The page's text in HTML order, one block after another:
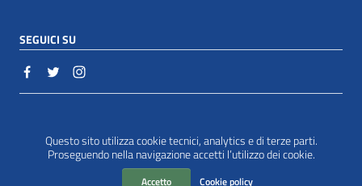
Questo sito utilizza cookie tecnici, analytics e di terze parti.
Proseguendo nella navigazione accetti l’utilizzo dei cookie.
Accetto Cookie policy
SEGUICI SU